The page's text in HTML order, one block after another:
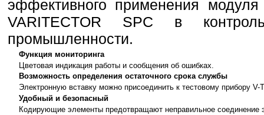
эффективного применения
VARITECTOR SPC в
промышленности.
Функция мониторинга
Цветовая индикация работы и сообщения об ошибках.
Возможность определения остаточного срока службы
Электронную вставку можно присоединить к тестовому прибору
Удобный и безопасный
Кодирующие элементы предотвращают неправильное соединение